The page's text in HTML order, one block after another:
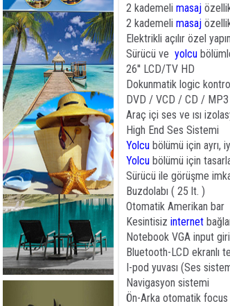
2 kademeli masaj
2 kademeli masaj
Elektrikli açılır özel
Sürücü ve yolcu
26'' LCD/TV HD
Dokunmatik logic
DVD / VCD / CD /
Araç içi ses ve ısı
High End Ses Sistemi
Yolcu bölümü için ayrı,
Yolcu bölümü için
Sürücü ile görüşme
Buzdolabı ( 25 lt. )
Otomatik Amerikan bar
Kesintisiz internet
Notebook VGA input
Bluetooth-LCD ekranlı
I-pod yuvası (Ses
Navigasyon sistemi
Ön-Arka otomatik